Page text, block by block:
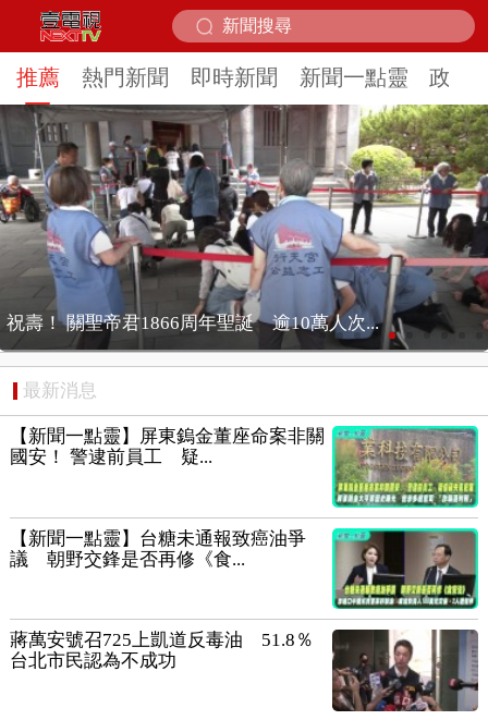
推薦 熱門新聞 即時新聞 新聞一點靈 政治
怪男扮「薄紗辣妹」門前遊蕩... 屋主嚇壞報...
最新消息
【新聞一點靈】屏東鎢金董座命案非關
國安！ 警逮前員工 疑...
【新聞一點靈】台糖未通報致癌油爭
議 朝野交鋒是否再修《食...
蔣萬安號召725上凱道反毒油 51.8％
台北市民認為不成功